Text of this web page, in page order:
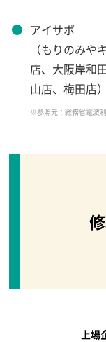
アイサポ
（もりのみ
店、大阪岸和
山店、梅田店）
※参照元：総務省電波
上場